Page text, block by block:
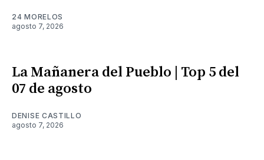
24 MORELOS
agosto 7, 2026
La Mañanera del Pueblo | Top 5 del
07 de agosto
DENISE CASTILLO
agosto 7, 2026